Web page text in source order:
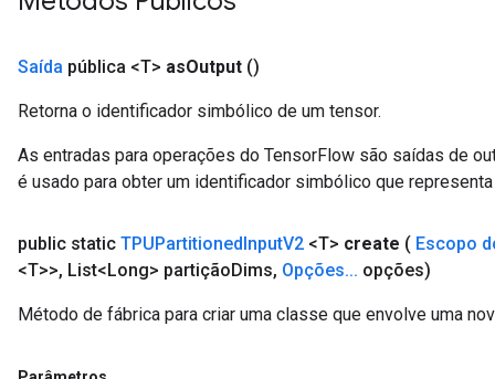
Saída pública <T> asOutput ()
Retorna o identificador simbólico de um tensor.
As entradas para operações do TensorFlow são saídas de
é usado para obter um identificador simbólico que
public static TPUPartitionedInputV2 <T> create ( Escopo
<T>>, List<Long> partiçãoDims, Opções... opções)
Método de fábrica para criar uma classe que envolve uma